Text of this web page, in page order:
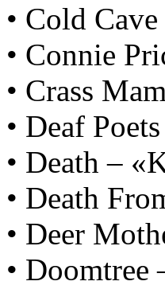
• Cold
• Connie
• Crass
• Deaf
• Death –
• Death
• Deer
•